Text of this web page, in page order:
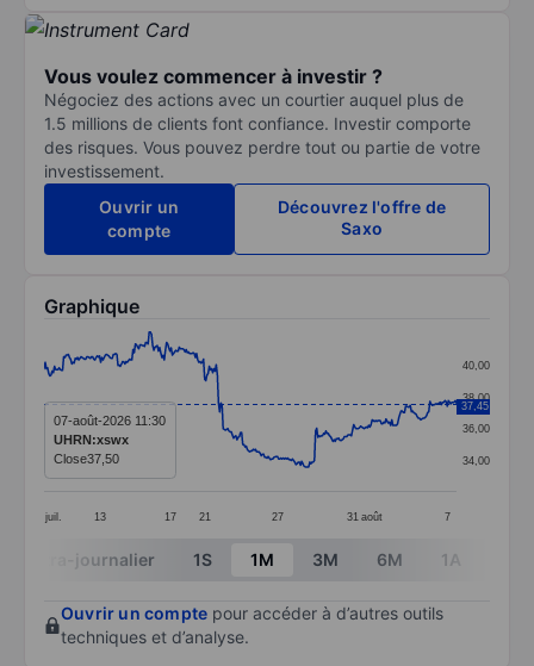
Vous voulez commencer à investir ?
Négociez des actions avec un courtier auquel plus de
1.5 millions de clients font confiance. Investir comporte
des risques. Vous pouvez perdre tout ou partie de votre
investissement.
Ouvrir un
compte
Découvrez l'offre de
Saxo
Graphique
Line chart with 358 data points.
The chart has 1 X axis displaying categories.
The chart has 1 Y axis displaying values. Data
juil. 13 17 21 27 31 août 7
34,00
36,00
38,00
40,00
37,45
07-août-2026 11:30
UHRN:xswx
Close37,50
End of interactive chart.
Intra-journalier 1S 1M 3M 6M 1A
Ouvrir un compte pour accéder à d’autres outils
techniques et d’analyse.